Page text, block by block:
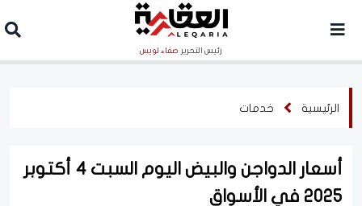
رئيس التحرير صفاء لويس
الرئيسية خدمات
أسعار الدواجن والبيض اليوم السبت 4 أكتوبر
2025 في الأسواق